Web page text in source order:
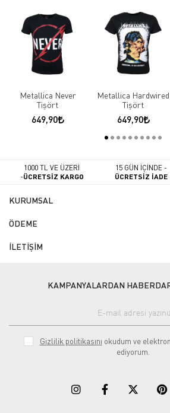
Metallica Never
Tişört
649,90
Metallica Hardwired
Tişört
649,90
1000 TL VE ÜZERİ
-ÜCRETSİZ KARGO
15 GÜN İÇİNDE -
ÜCRETSİZ İADE
KURUMSAL
ÖDEME
İLETİŞİM
KAMPANYALARDAN
Gizlilik politikasını okudum ve
ediyorum.